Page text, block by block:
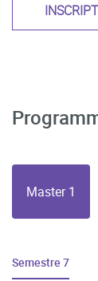
Master 1
Semestre 7